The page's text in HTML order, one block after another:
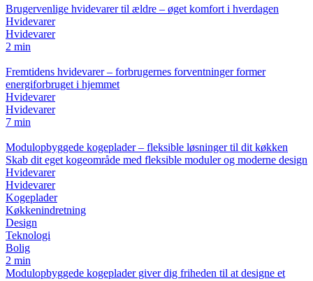
Brugervenlige hvidevarer til ældre – øget komfort i hverdagen
Hvidevarer
Hvidevarer
2 min
Fremtidens hvidevarer – forbrugernes forventninger former
energiforbruget i hjemmet
Hvidevarer
Hvidevarer
7 min
Modulopbyggede kogeplader – fleksible løsninger til dit køkken
Skab dit eget kogeområde med fleksible moduler og moderne design
Hvidevarer
Hvidevarer
Kogeplader
Køkkenindretning
Design
Teknologi
Bolig
2 min
Modulopbyggede kogeplader giver dig friheden til at designe et